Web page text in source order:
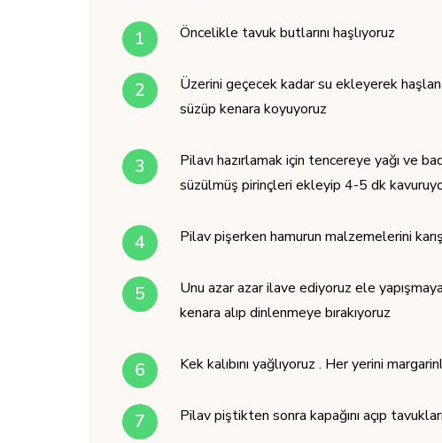
Öncelikle tavuk butlarını haşlıyoruz
Üzerini geçecek kadar su ekleyerek
süzüp kenara koyuyoruz
Pilavı hazırlamak için tencereye yağı ve
süzülmüş pirinçleri ekleyip 4-5 dk
Pilav pişerken hamurun malzemelerini
Unu azar azar ilave ediyoruz ele
kenara alıp dinlenmeye bırakıyoruz
Kek kalıbını yağlıyoruz . Her yerini
Pilav piştikten sonra kapağını açıp